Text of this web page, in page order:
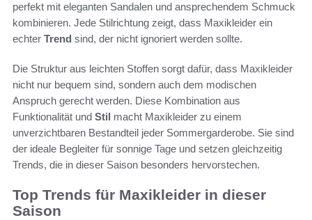
perfekt mit eleganten Sandalen und ansprechendem Schmuck
kombinieren. Jede Stilrichtung zeigt, dass Maxikleider ein
echter Trend sind, der nicht ignoriert werden sollte.
Die Struktur aus leichten Stoffen sorgt dafür, dass Maxikleider
nicht nur bequem sind, sondern auch dem modischen
Anspruch gerecht werden. Diese Kombination aus
Funktionalität und Stil macht Maxikleider zu einem
unverzichtbaren Bestandteil jeder Sommergarderobe. Sie sind
der ideale Begleiter für sonnige Tage und setzen gleichzeitig
Trends, die in dieser Saison besonders hervorstechen.
Top Trends für Maxikleider in dieser
Saison